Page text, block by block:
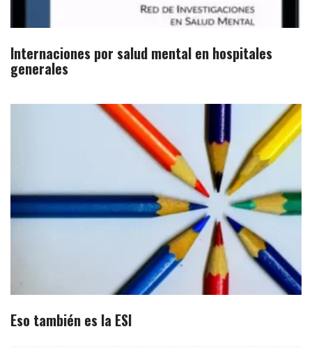
Internaciones por salud mental en hospitales
generales
Eso también es la ESI